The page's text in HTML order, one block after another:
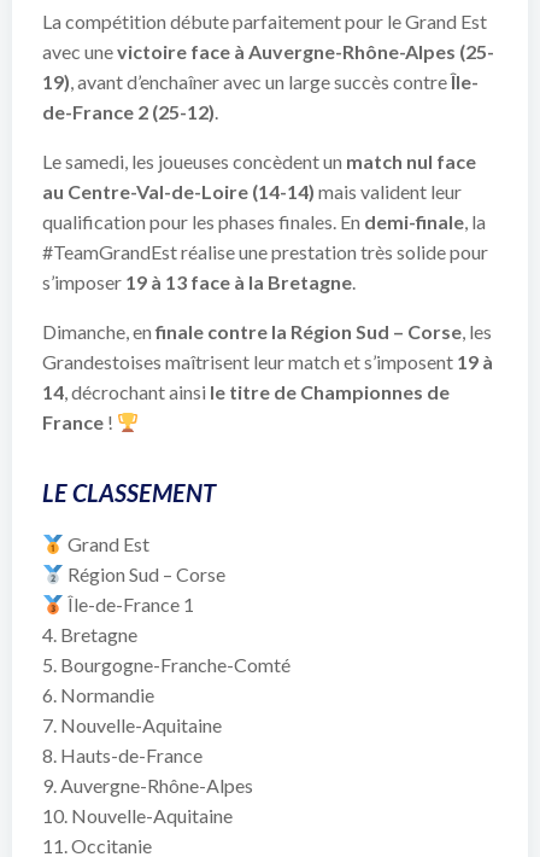
La compétition débute parfaitement pour le Grand Est
avec unevictoire face à Auvergne-Rhône-Alpes (25-
19), avant d’enchaîner avec un large succès contreÎle-
de-France 2 (25-12).
Le samedi, les joueuses concèdent un match nul face
au Centre-Val-de-Loire (14-14) mais valident leur
qualification pour les phases finales. En demi-finale, la
#TeamGrandEst réalise une prestation très solide pour
s’imposer 19 à 13 face à la Bretagne.
Dimanche, enfinale contre la Région Sud – Corse, les
Grandestoises maîtrisent leur match et s’imposent 19 à
14, décrochant ainsi le titre de Championnes de
France !
LE CLASSEMENT
Grand Est
Région Sud – Corse
Île-de-France 1
4. Bretagne
5. Bourgogne-Franche-Comté
6. Normandie
7. Nouvelle-Aquitaine
8. Hauts-de-France
9. Auvergne-Rhône-Alpes
10. Nouvelle-Aquitaine
11. Occitanie